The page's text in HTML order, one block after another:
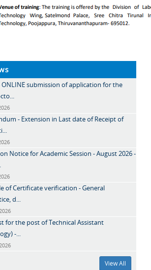
ONLINE submission of application for the
- Extension in Last date of Receipt of
Notice for Academic Session - August 2026 -
of Certificate verification - General
d...
for the post of Technical Assistant
-...
View All